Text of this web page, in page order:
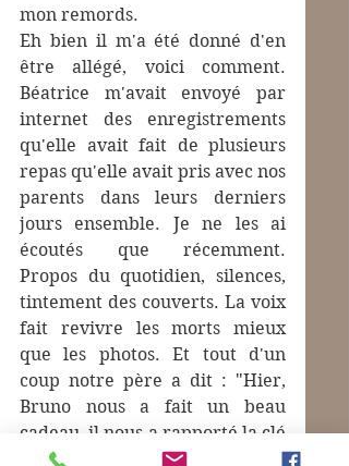
mon remords.
Eh bien il m'a été donné d'en
être allégé, voici comment.
Béatrice m'avait envoyé par
internet des enregistrements
qu'elle avait fait de plusieurs
repas qu'elle avait pris avec nos
parents dans leurs derniers
jours ensemble. Je ne les ai
écoutés que récemment.
Propos du quotidien, silences,
tintement des couverts. La voix
fait revivre les morts mieux
que les photos. Et tout d'un
coup notre père a dit : "Hier,
Bruno nous a fait un beau
cadeau, il nous a rapporté la clé
de notre maison."